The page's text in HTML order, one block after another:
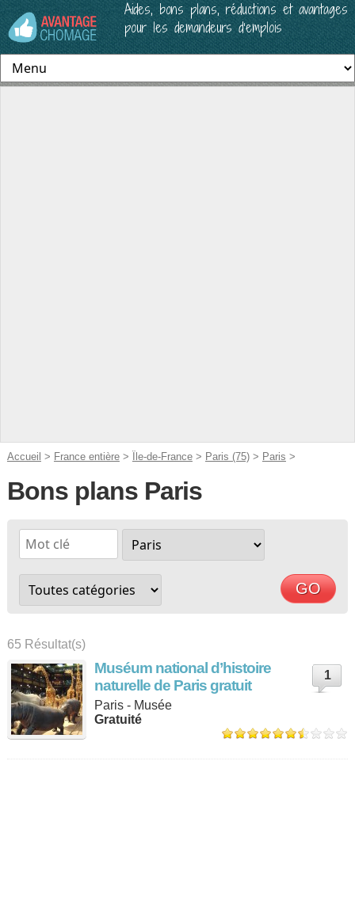
Aides, bons plans, réductions et avantages
pour les demandeurs d’emplois
Accueil > France entière> Île-de-France> Paris (75)> Paris >
Bons plans Paris
65 Résultat(s)
Muséum national d’histoire
naturelle de Paris gratuit
1
Paris - Musée
Gratuité